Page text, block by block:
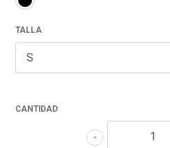
TALLA
CANTIDAD
-